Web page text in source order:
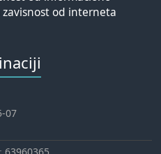
zavisnost od interneta
07